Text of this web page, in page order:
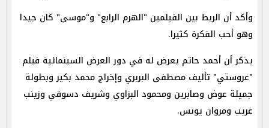
وأكد أن الربط بين الفيلمين "الهرم الرابع" و"موسى" كان جيدا
وهو أحب الفكرة كثيرا.
يذكر أن أحمد حاتم يعرض له في دور العرض السينمائية فيلم
"عروستي" تأليف مصطفى البربري وإخراج محمد بكير وبطولة
جميلة عوض وصابرين ومحمود البزاوي وشريف دسوقي وزينب
غريب ومروان يونس.